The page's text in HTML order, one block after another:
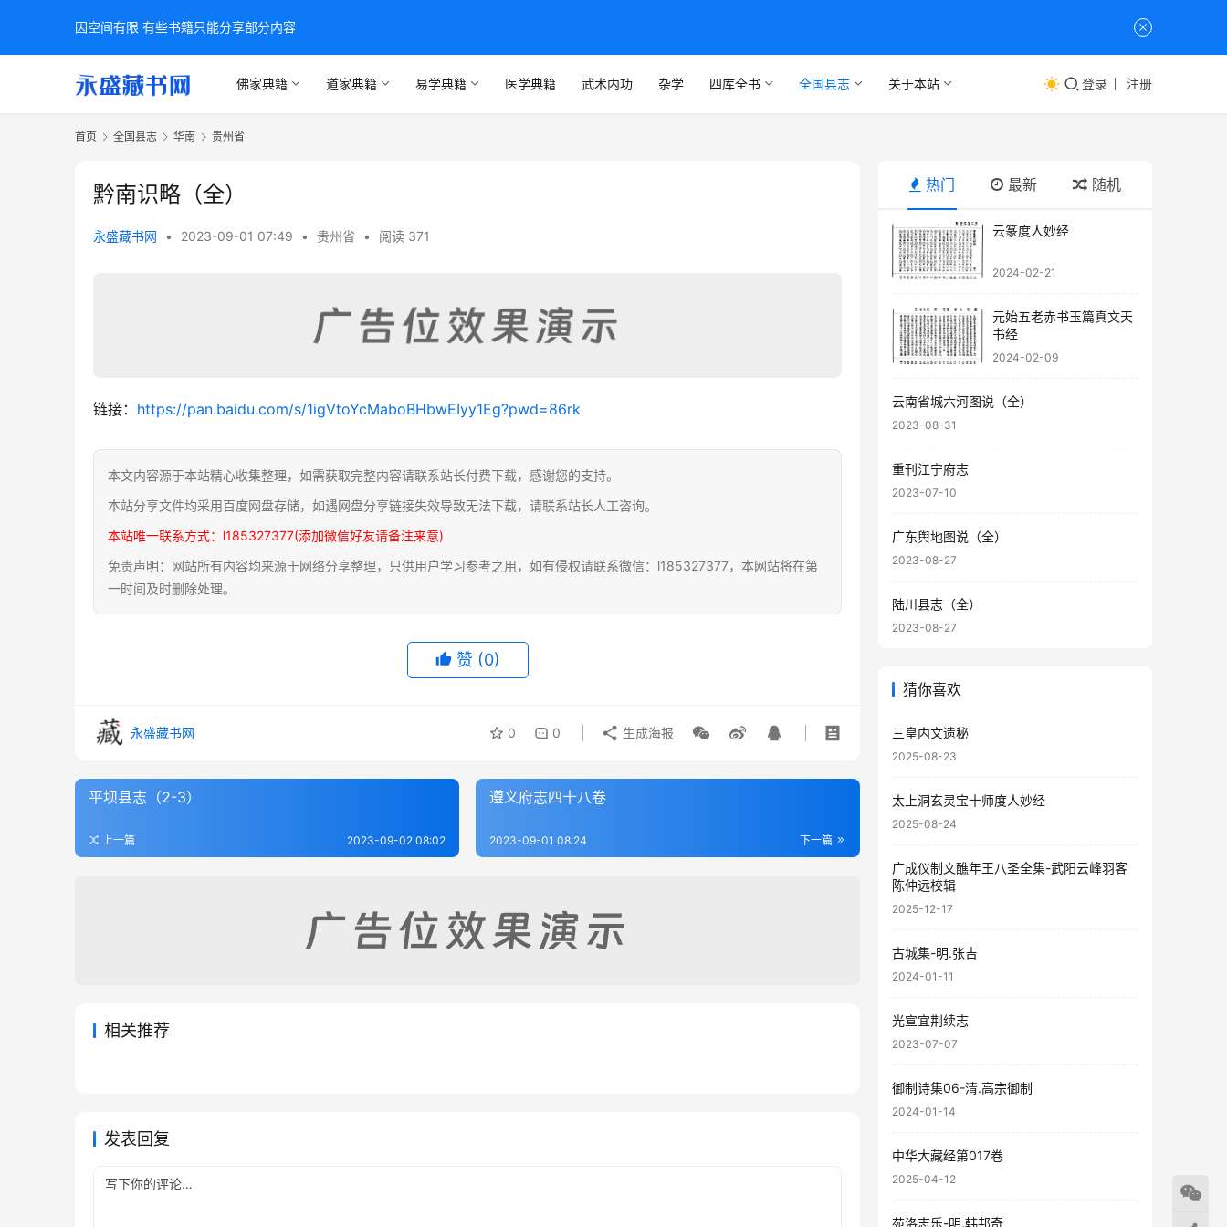
佛家典籍 道家典籍 易学典籍 医学典籍 武术内功 杂学 四库全书 全国县志 关于本站 登录 注册
首页 全国县志 华南 贵州省
黔南识略（全）
永盛藏书网 • 2023-09-01 07:49 • 贵州省 • 阅读 371
链接： https://pan.baidu.com/s/1igVtoYcMaboBHbwEIyy1Eg?pwd=86rk
本文内容源于本站精心收集整理，如需获取完整内容请联系站长付费下载，感谢您的支持。
本站分享文件均采用百度网盘存储，如遇网盘分享链接失效导致无法下载，请联系站长人工咨询。
本站唯一联系方式：l185327377(添加微信好友请备注来意)
免责声明：网站所有内容均来源于网络分享整理，只供用户学习参考之用，如有侵权请联系微信：l185327377，本网站将在第
一时间及时删除处理。
赞 (0)
永盛藏书网 0 0 生成海报
平坝县志（2-3）
上一篇 2023-09-02 08:02
遵义府志四十八卷
下一篇
2023-09-01 08:24
相关推荐
发表回复
热门 最新 随机
云篆度人妙经
2024-02-21
元始五老赤书玉篇真文天
书经
2024-02-09
云南省城六河图说（全）
2023-08-31
重刊江宁府志
2023-07-10
广东舆地图说（全）
2023-08-27
陆川县志（全）
2023-08-27
猜你喜欢
三皇内文遗秘
2025-08-23
太上洞玄灵宝十师度人妙经
2025-08-24
广成仪制文醮年王八圣全集-武阳云峰羽客
陈仲远校辑
2025-12-17
古城集-明.张吉
2024-01-11
光宣宜荆续志
2023-07-07
御制诗集06-清.高宗御制
2024-01-14
中华大藏经第017卷
2025-04-12
苑洛志乐-明.韩邦奇
因空间有限 有些书籍只能分享部分内容